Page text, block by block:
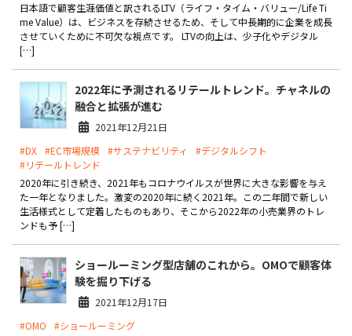
日本語で顧客生涯価値と訳されるLTV（ライフ・タイム・バリュー/Life Ti
me Value）は、ビジネスを存続させるため、そして中長期的に企業を成長
させていくために不可欠な視点です。 LTVの向上は、少子化やデジタル
[…]
2022年に予測されるリテールトレンド。チャネルの
融合と拡張が進む
2021年12月21日
#DX #EC市場規模 #サステナビリティ
#デジタルシフト
#リテールトレンド
2020年に引き続き、2021年もコロナウイルスが世界に大きな影響を与え
た一年となりました。激変の2020年に続く2021年。この二年間で新しい
生活様式として定着したものもあり、そこから2022年の小売業界のトレ
ンドも予 […]
ショールーミング型店舗のこれから。OMOで顧客体
験を掘り下げる
2021年12月17日
#OMO
#ショールーミング